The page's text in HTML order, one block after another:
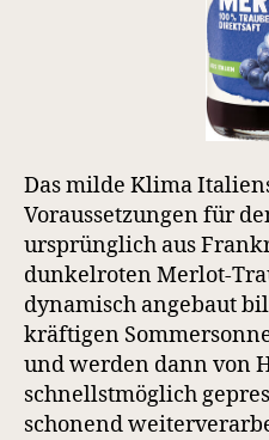
Das milde Klima
Voraussetzungen für
ursprünglich aus
dunkelroten Merlot-
dynamisch angebaut
kräftigen
und werden dann von
schnellstmöglich
schonend